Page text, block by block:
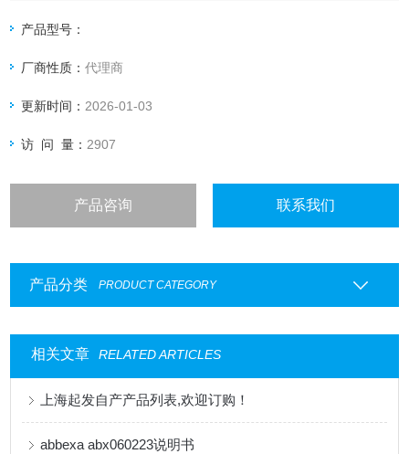
产品型号：
厂商性质：代理商
更新时间： 2026-01-03
访 问 量： 2907
产品咨询 联系我们
产品分类 PRODUCT CATEGORY
相关文章 RELATED ARTICLES
上海起发自产产品列表,欢迎订购！
abbexa abx060223说明书